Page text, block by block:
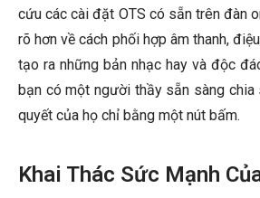
cứu các cài đặt OTS có sẵn trên đàn
rõ hơn về cách phối hợp âm thanh,
tạo ra những bản nhạc hay và độc
bạn có một người thầy sẵn sàng chia
quyết của họ chỉ bằng một nút bấm.
Khai Thác Sức Mạnh